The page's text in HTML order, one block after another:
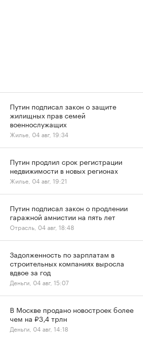
Путин подписал закон о защите
жилищных прав семей
военнослужащих
Жилье, 04 авг, 19:34
Путин продлил срок регистрации
недвижимости в новых регионах
Жилье, 04 авг, 19:21
Путин подписал закон о продлении
гаражной амнистии на пять лет
Отрасль, 04 авг, 18:48
Задолженность по зарплатам в
строительных компаниях выросла
вдвое за год
Деньги, 04 авг, 15:07
В Москве продано новостроек более
чем на ₽3,4 трлн
Деньги, 04 авг, 14:18